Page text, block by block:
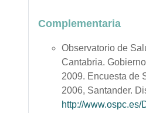
Complementaria
Observatorio de
Cantabria.
2009. Encuesta de
2006, Santander.
http://www.ospc.es/